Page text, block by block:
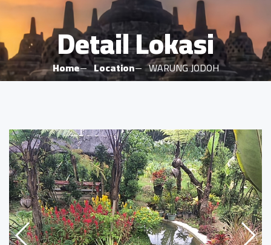
Detail Lokasi
Home Location WARUNG JODOH